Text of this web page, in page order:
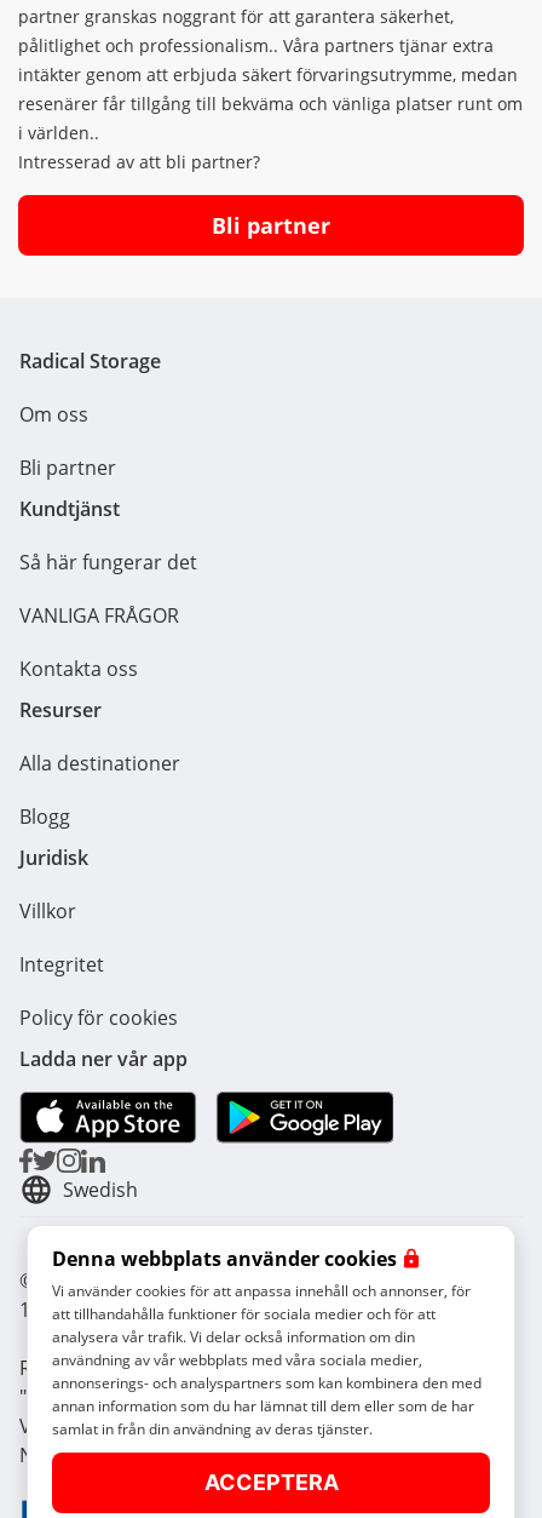
Denna webbplats använder cookies
Vi använder cookies för att anpassa innehåll och annonser, för
att tillhandahålla funktioner för sociala medier och för att
analysera vår trafik. Vi delar också information om din
användning av vår webbplats med våra sociala medier,
annonserings- och analyspartners som kan kombinera den med
annan information som du har lämnat till dem eller som de har
samlat in från din användning av deras tjänster.
ACCEPTERA
partner granskas noggrant för att garantera säkerhet,
pålitlighet och professionalism.. Våra partners tjänar extra
intäkter genom att erbjuda säkert förvaringsutrymme, medan
resenärer får tillgång till bekväma och vänliga platser runt om
i världen..
Intresserad av att bli partner?
Bli partner
Radical Storage
Om oss
Bli partner
Kundtjänst
Så här fungerar det
VANLIGA FRÅGOR
Kontakta oss
Resurser
Alla destinationer
Blogg
Juridisk
Villkor
Integritet
Policy för cookies
Ladda ner vår app
Swedish
© Radical Storage - Lean Team S.R.L. - P. IVA
14104111001
Radical finansieras också av investeringsfonden
"Vertis Venture 4 Scaleup Lazio" som förvaltas av
Vertis SGR S.p.A. och stöds av Europeiska unionen
NextGerenation EU och: